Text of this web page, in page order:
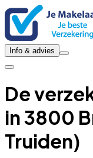
Info & advies
De
in 3800
Truiden)